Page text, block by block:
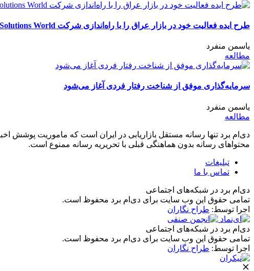
طرح ایده فعالیت خود در بازار عراق را با راه‌اندازی شرکت Retail Solutions World آغاز کرد
یاسمن منفرد
مطالعه
سرمایه‌گذاری موفق از شناخت رفتار فردی آغاز می‌شود
یاسمن منفرد
مطالعه
دی‌ام برد تنها رسانه مستقل بازاریابی در ایران است که ماموریت پوشش
محتواهای رسانه بدون هماهنگی قبلی با تحریریه رسانه ممنوع است.
تبلیغات
تماس با ما
دی‌ام برد در شبکه‌های اجتماعی
تمامی حقوق این وب سایت برای دی‌ام برد محفوظ است.
اجرا توسط: طراح نگاران
دی‌ام برد در شبکه‌های اجتماعی
تمامی حقوق این وب سایت برای دی‌ام برد محفوظ است.
اجرا توسط: طراح نگاران